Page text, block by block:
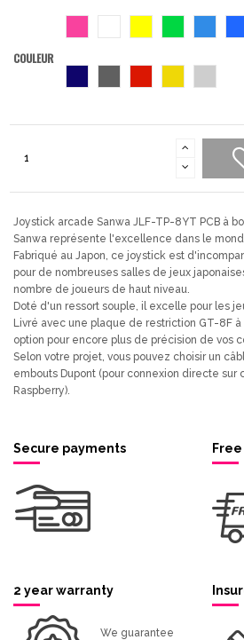
COULEUR
Joystick arcade Sanwa JLF-TP-8YT PCB à
Sanwa représente l'excellence dans le
Fabriqué au Japon, ce joystick est
pour de nombreuses salles de jeux
nombre de joueurs de haut niveau.
Doté d'un ressort souple, il excelle pour les
Livré avec une plaque de restriction GT-8F
option pour encore plus de précision de vos
Selon votre projet, vous pouvez choisir un
embouts Dupont (pour connexion directe sur
Raspberry).
Secure payments
2 year warranty
We guarantee